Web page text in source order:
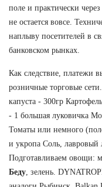
поле и практически
не остается вовсе.
наплыву посетителей в
банковском рынках.
Как следствие, платежи
розничные торговые
капуста - 300гр
- 1 большая луковичка
Томаты или немного
и укропа Соль, лавровый
Подготавливаем овощи:
Беду , зелень.